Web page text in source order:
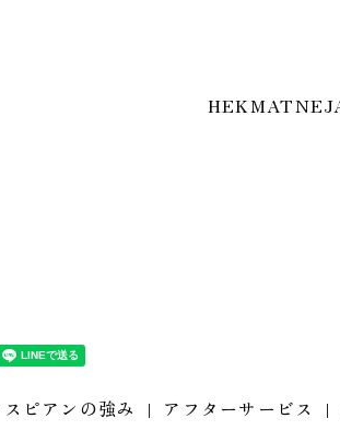
スピアンの強み アフターサービス